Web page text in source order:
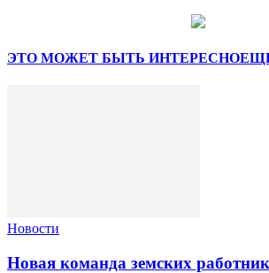
ЭТО МОЖЕТ БЫТЬ ИНТЕРЕСНО
Новости
Новая команда земских